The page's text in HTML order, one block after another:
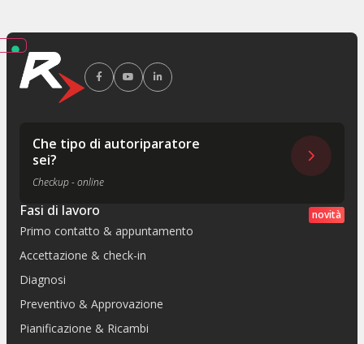
Che tipo di autoriparatore
sei?
Checkup - online
novità
Fasi di lavoro
Primo contatto & appuntamento
Accettazione & check-in
Diagnosi
Preventivo & Approvazione
Pianificazione & Ricambi